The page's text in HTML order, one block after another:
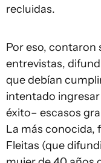
recluidas.
Por eso, contaron
entrevistas,
que debían
intentado ingresar
éxito– escasos
La más conocida,
Fleitas (que